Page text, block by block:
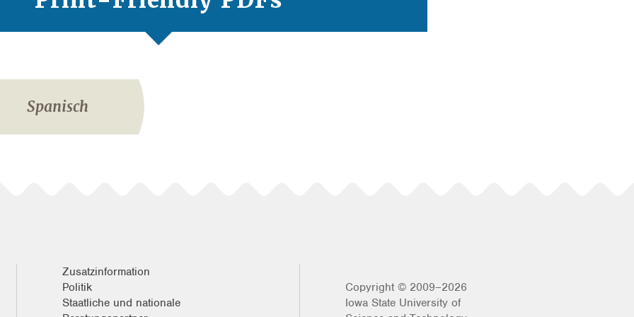
Spanisch
Zusatzinformation
Politik
Staatliche und nationale
Copyright © 2009–2026
Iowa State University of